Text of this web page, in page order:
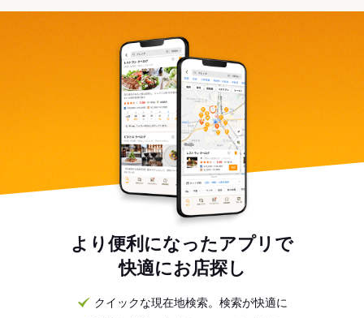
より便利になったアプリで
快適にお店探し
クイックな現在地検索。検索が快適に